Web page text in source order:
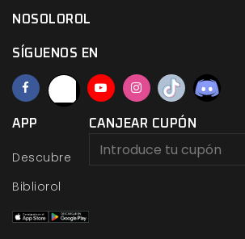
NOSOLOROL
SÍGUENOS EN
APP
Descubre
Bibliorol
CANJEAR CUPÓN